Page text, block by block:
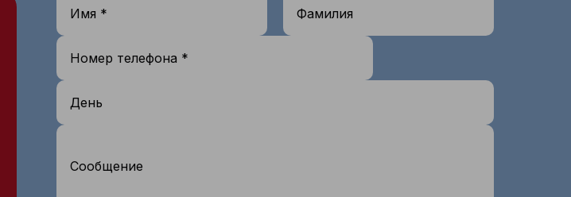
Имя * Фамилия
Номер телефона *
День
Сообщение